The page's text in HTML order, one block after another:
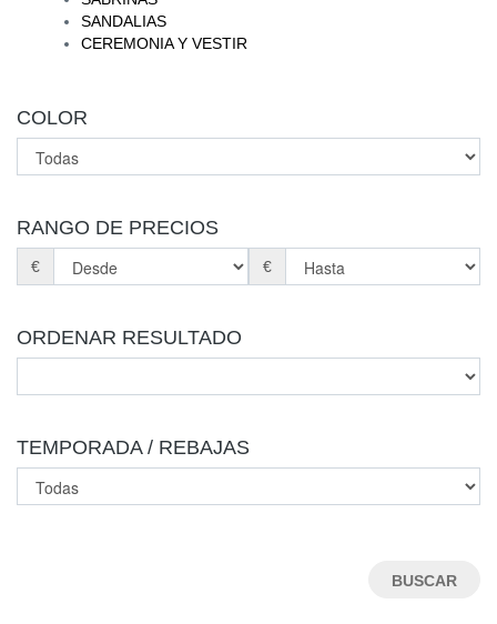
SANDALIAS
CEREMONIA Y VESTIR
COLOR
RANGO DE PRECIOS
€ €
ORDENAR RESULTADO
TEMPORADA / REBAJAS